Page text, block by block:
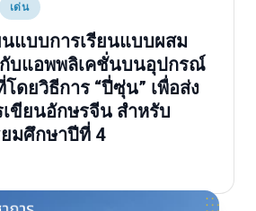
เด่น
นแบบการเรียนแบบผสม
บแอพพลิเคชั่นบนอุปกรณ์
ดยวิธีการ “ปี่ซุ่น” เพื่อส่ง
เขียนอักษรจีน สำหรับ
มศึกษาปีที่ 4